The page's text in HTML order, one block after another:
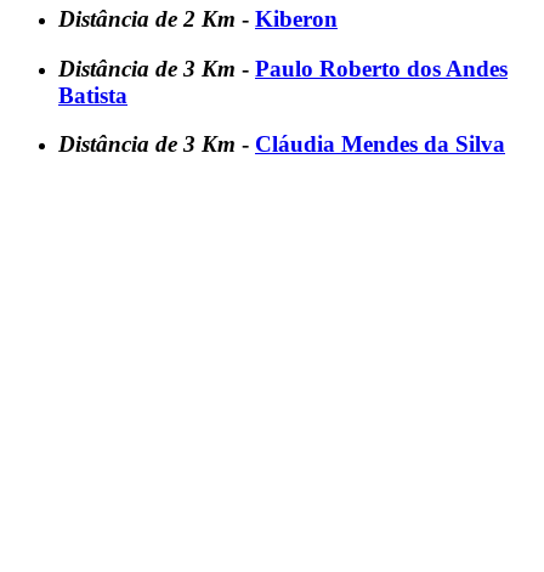
Distância de 2 Km - Kiberon
Distância de 3 Km - Paulo Roberto dos Andes
Batista
Distância de 3 Km - Cláudia Mendes da Silva